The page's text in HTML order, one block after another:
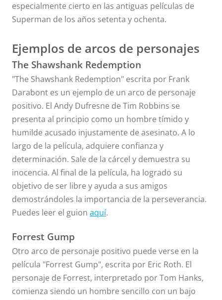
especialmente cierto en las antiguas películas de
Superman de los años setenta y ochenta.
Ejemplos de arcos de personajes
The Shawshank Redemption
"The Shawshank Redemption" escrita por Frank
Darabont es un ejemplo de un arco de personaje
positivo. El Andy Dufresne de Tim Robbins se
presenta al principio como un hombre tímido y
humilde acusado injustamente de asesinato. A lo
largo de la película, adquiere confianza y
determinación. Sale de la cárcel y demuestra su
inocencia. Al final de la película, ha logrado su
objetivo de ser libre y ayuda a sus amigos
demostrándoles la importancia de la perseverancia.
Puedes leer el guion aquí.
Forrest Gump
Otro arco de personaje positivo puede verse en la
película "Forrest Gump", escrita por Eric Roth. El
personaje de Forrest, interpretado por Tom Hanks,
comienza siendo un hombre sencillo con un bajo